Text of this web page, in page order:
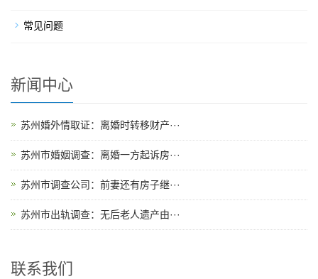
常见问题
新闻中心
苏州婚外情取证：离婚时转移财产···
苏州市婚姻调查：离婚一方起诉房···
苏州市调查公司：前妻还有房子继···
苏州市出轨调查：无后老人遗产由···
联系我们